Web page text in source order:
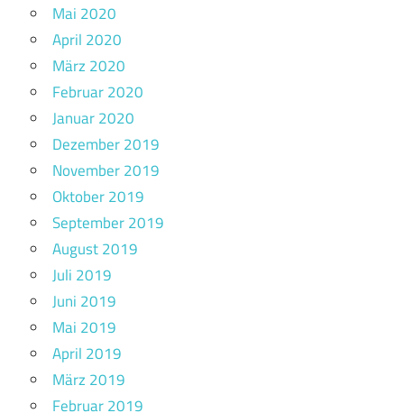
Mai 2020
April 2020
März 2020
Februar 2020
Januar 2020
Dezember 2019
November 2019
Oktober 2019
September 2019
August 2019
Juli 2019
Juni 2019
Mai 2019
April 2019
März 2019
Februar 2019